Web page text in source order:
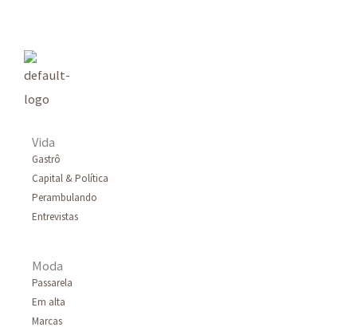
Vida
Gastrô
Capital & Política
Perambulando
Entrevistas
Moda
Passarela
Em alta
Marcas